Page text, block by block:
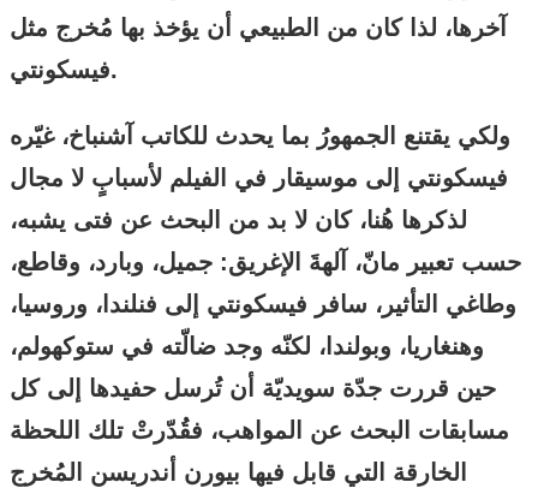
آخرها، لذا كان من الطبيعي أن يؤخذ بها مُخرج مثل
فيسكونتي.
ولكي يقتنع الجمهورُ بما يحدث للكاتب آشنباخ، غيّره
فيسكونتي إلى موسيقار في الفيلم لأسبابٍ لا مجال
لذكرها هُنا، كان لا بد من البحث عن فتى يشبه،
حسب تعبير مانّ، آلهةَ الإغريق: جميل، وبارد، وقاطع،
وطاغي التأثير، سافر فيسكونتي إلى فنلندا، وروسيا،
وهنغاريا، وبولندا، لكنّه وجد ضالّته في ستوكهولم،
حين قررت جدّة سويديّة أن تُرسل حفيدها إلى كل
مسابقات البحث عن المواهب، فقُدّرتْ تلك اللحظة
الخارقة التي قابل فيها بيورن أندريسن المُخرج